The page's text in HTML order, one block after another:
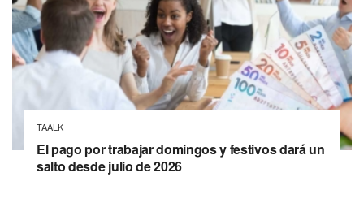
TAALK
El pago por trabajar domingos y festivos dará un
salto desde julio de 2026